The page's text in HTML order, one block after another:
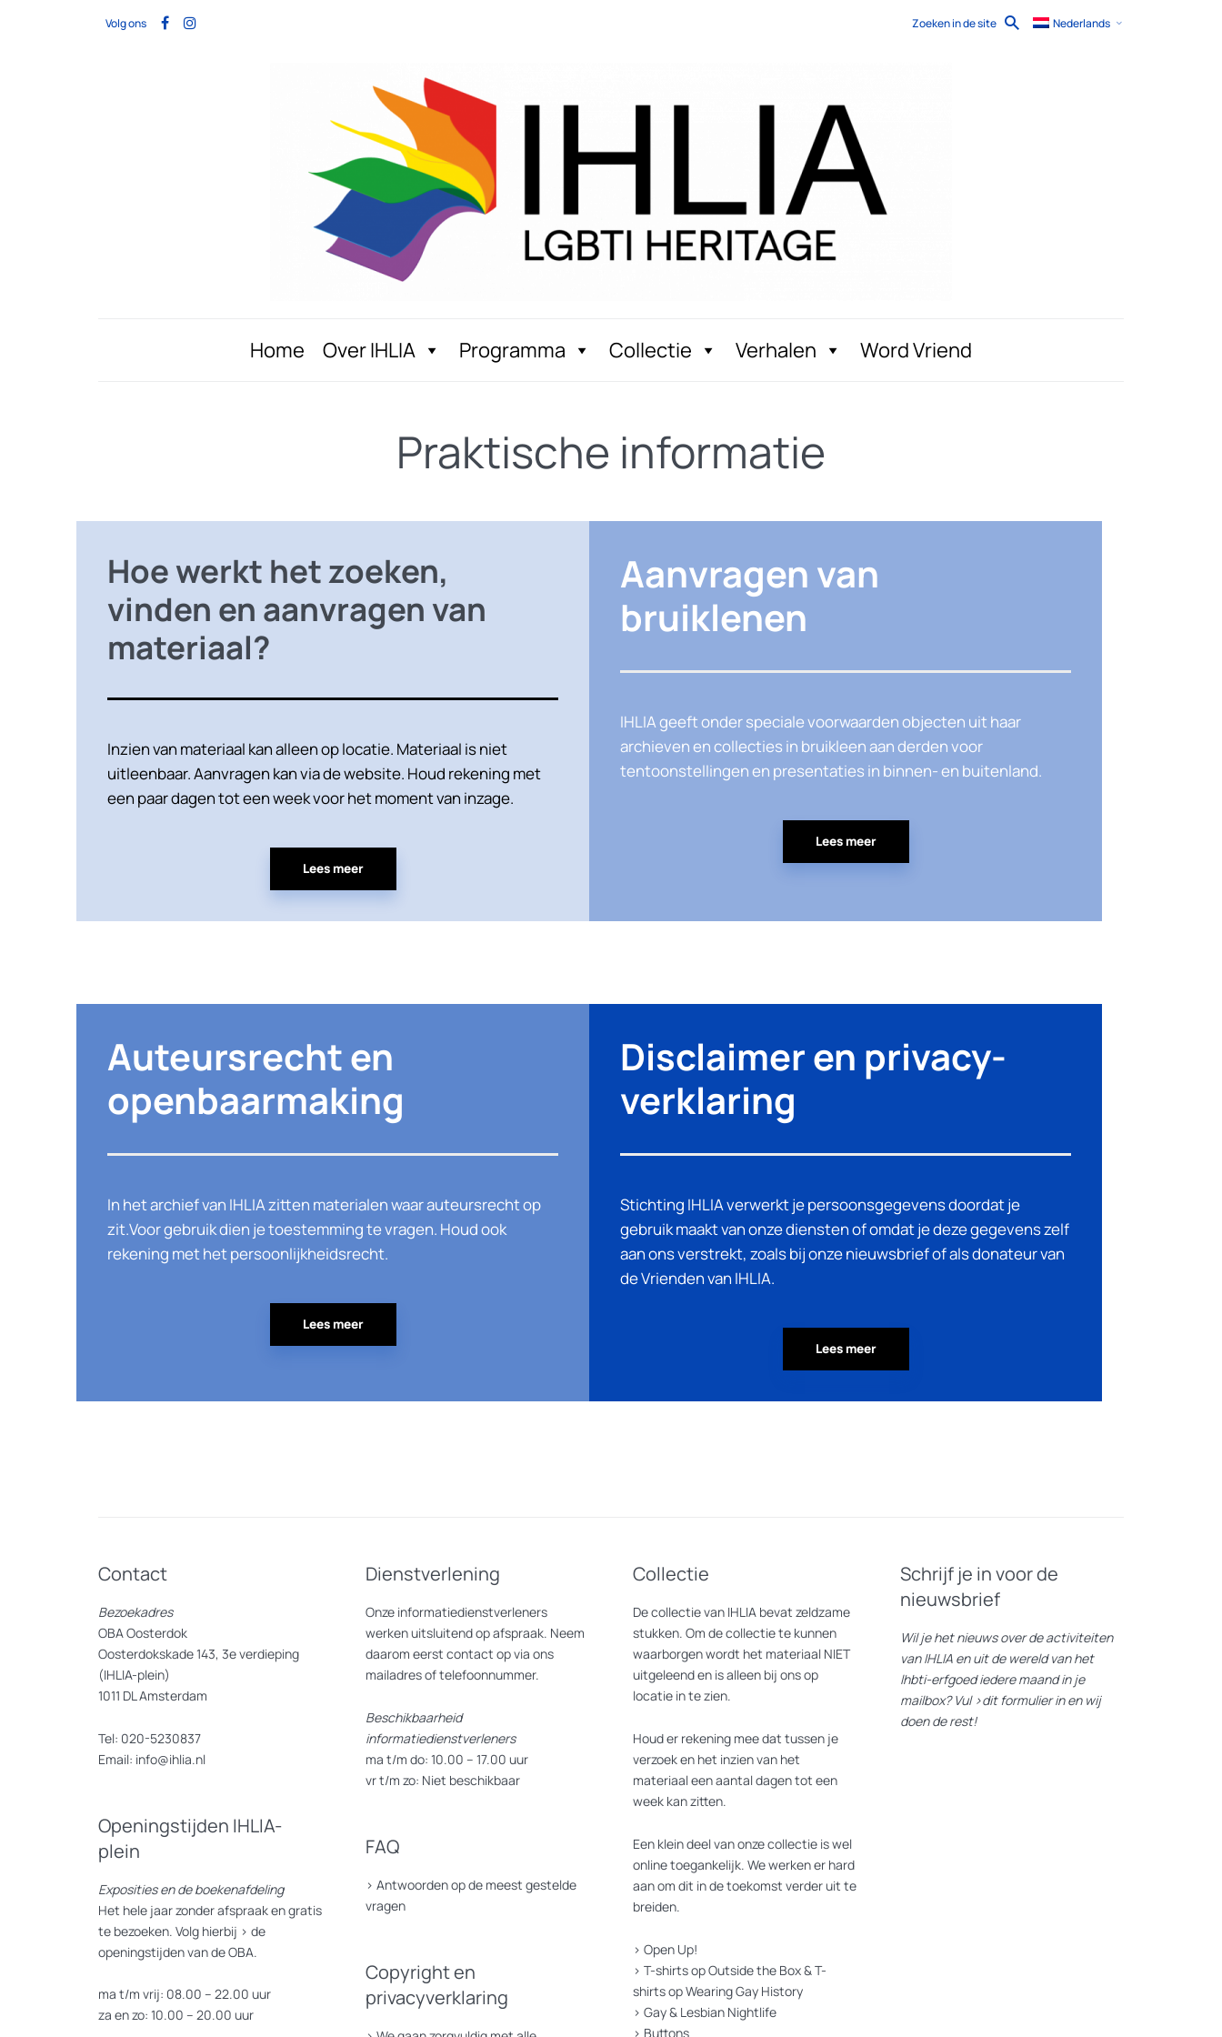
Volg ons Zoeken in de site Nederlands
Home Over IHLIA Programma Collectie Verhalen Word Vriend
Praktische informatie
Hoe werkt het zoeken,
vinden en aanvragen van
materiaal?
Inzien van materiaal kan alleen op locatie. Materiaal is niet
uitleenbaar. Aanvragen kan via de website. Houd rekening met
een paar dagen tot een week voor het moment van inzage.
Lees meer
Aanvragen van
bruiklenen
IHLIA geeft onder speciale voorwaarden objecten uit haar
archieven en collecties in bruikleen aan derden voor
tentoonstellingen en presentaties in binnen- en buitenland.
Lees meer
Auteursrecht en
openbaarmaking
In het archief van IHLIA zitten materialen waar auteursrecht op
zit.Voor gebruik dien je toestemming te vragen. Houd ook
rekening met het persoonlijkheidsrecht.
Lees meer
Disclaimer en privacy-
verklaring
Stichting IHLIA verwerkt je persoonsgegevens doordat je
gebruik maakt van onze diensten of omdat je deze gegevens zelf
aan ons verstrekt, zoals bij onze nieuwsbrief of als donateur van
de Vrienden van IHLIA.
Lees meer
Contact
Bezoekadres
OBA Oosterdok
Oosterdokskade 143, 3e verdieping
(IHLIA-plein)
1011 DL Amsterdam
Tel: 020-5230837
Email: info@ihlia.nl
Openingstijden IHLIA-
plein
Exposities en de boekenafdeling
Het hele jaar zonder afspraak en gratis
te bezoeken. Volg hierbij > de
openingstijden van de OBA.
ma t/m vrij: 08.00 – 22.00 uur
za en zo: 10.00 – 20.00 uur
Dienstverlening
Onze informatiedienstverleners
werken uitsluitend op afspraak. Neem
daarom eerst contact op via ons
mailadres of telefoonnummer.
Beschikbaarheid
informatiedienstverleners
ma t/m do: 10.00 – 17.00 uur
vr t/m zo: Niet beschikbaar
FAQ
> Antwoorden op de meest gestelde
vragen
Copyright en
privacyverklaring
Collectie
De collectie van IHLIA bevat zeldzame
stukken. Om de collectie te kunnen
waarborgen wordt het materiaal NIET
uitgeleend en is alleen bij ons op
locatie in te zien.
Houd er rekening mee dat tussen je
verzoek en het inzien van het
materiaal een aantal dagen tot een
week kan zitten.
Een klein deel van onze collectie is wel
online toegankelijk. We werken er hard
aan om dit in de toekomst verder uit te
breiden.
> Open Up!
> T-shirts op Outside the Box&T-
shirts op Wearing Gay History
> Gay & Lesbian Nightlife
> Buttons
Schrijf je in voor de
nieuwsbrief
Wil je het nieuws over de activiteiten
van IHLIA en uit de wereld van het
lhbti-erfgoed iedere maand in je
mailbox? Vul >dit formulierin en wij
doen de rest!